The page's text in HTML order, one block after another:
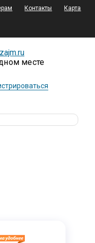
Контакты
Карта
месте